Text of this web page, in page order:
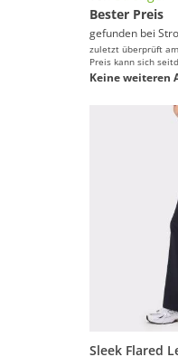
Bester Preis
gefunden bei
zuletzt überprüft
Preis kann sich
Keine weiteren
Sleek Flared